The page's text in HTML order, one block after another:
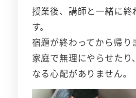
授業後、講師と一緒に終
す。
宿題が終わってから帰り
家庭で無理にやらせたり
なる心配がありません。